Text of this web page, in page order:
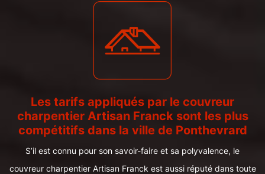
Les tarifs appliqués par le couvreur
charpentier Artisan Franck sont les plus
compétitifs dans la ville de Ponthevrard
S’il est connu pour son savoir-faire et sa polyvalence, le
couvreur charpentier Artisan Franck est aussi réputé dans toute